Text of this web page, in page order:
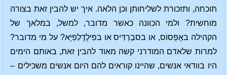
תוכחה, ותזכורת לשליחותן וכן הלאה. איך יש להבין זאת בצורה
מוחשית? ולמי הכוונה כאשר מדובר, למשל, במלאך של
הקהילה באֶפְסוֹס, או בסבַרְדִּיס או בפִילָדֶלְפִיָּא? על מי מדובר?
למרות שלאדם המודרני קשה מאוד להבין זאת, באותם הימים
היו בוודאי אנשים, שהיינו קוראים להם היום אנשים משכילים –